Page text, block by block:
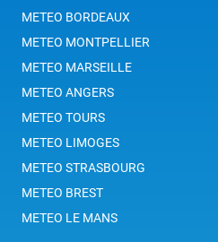
METEO BORDEAUX
METEO MONTPELLIER
METEO MARSEILLE
METEO ANGERS
METEO TOURS
METEO LIMOGES
METEO STRASBOURG
METEO BREST
METEO LE MANS